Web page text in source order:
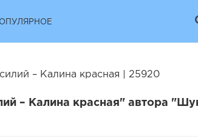
– Калина красная | 25920
– Калина красная" автора